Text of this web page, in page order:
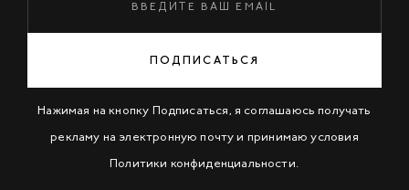
ПОДПИСАТЬСЯ
Нажимая на кнопку Подписаться, я соглашаюсь получать
рекламу на электронную почту и принимаю условия
Политики конфиденциальности.